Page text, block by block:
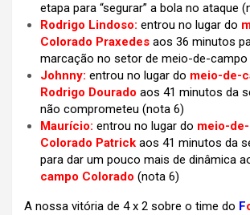
etapa para “segurar” a bola no ataque
Rodrigo Lindoso: entrou no lugar do
Colorado Praxedes aos 36 minutos
marcação no setor de meio-de-campo
Johnny: entrou no lugar do meio-de-
Rodrigo Dourado aos 41 minutos da
não comprometeu (nota 6)
Maurício: entrou no lugar do meio-
Colorado Patrick aos 41 minutos da
para dar um pouco mais de dinâmica
campo Colorado (nota 6)
A nossa vitória de 4 x 2 sobre o time do F